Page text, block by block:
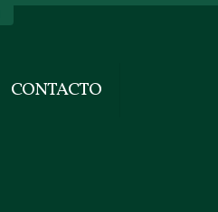
CONTACTO